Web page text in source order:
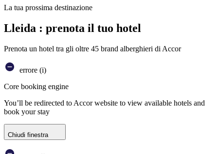
La tua prossima destinazione
Lleida : prenota il tuo hotel
Prenota un hotel tra gli oltre 45 brand alberghieri di Accor
errore (i)
Core booking engine
You’ll be redirected to Accor website to view available hotels and
book your stay
Chiudi finestra